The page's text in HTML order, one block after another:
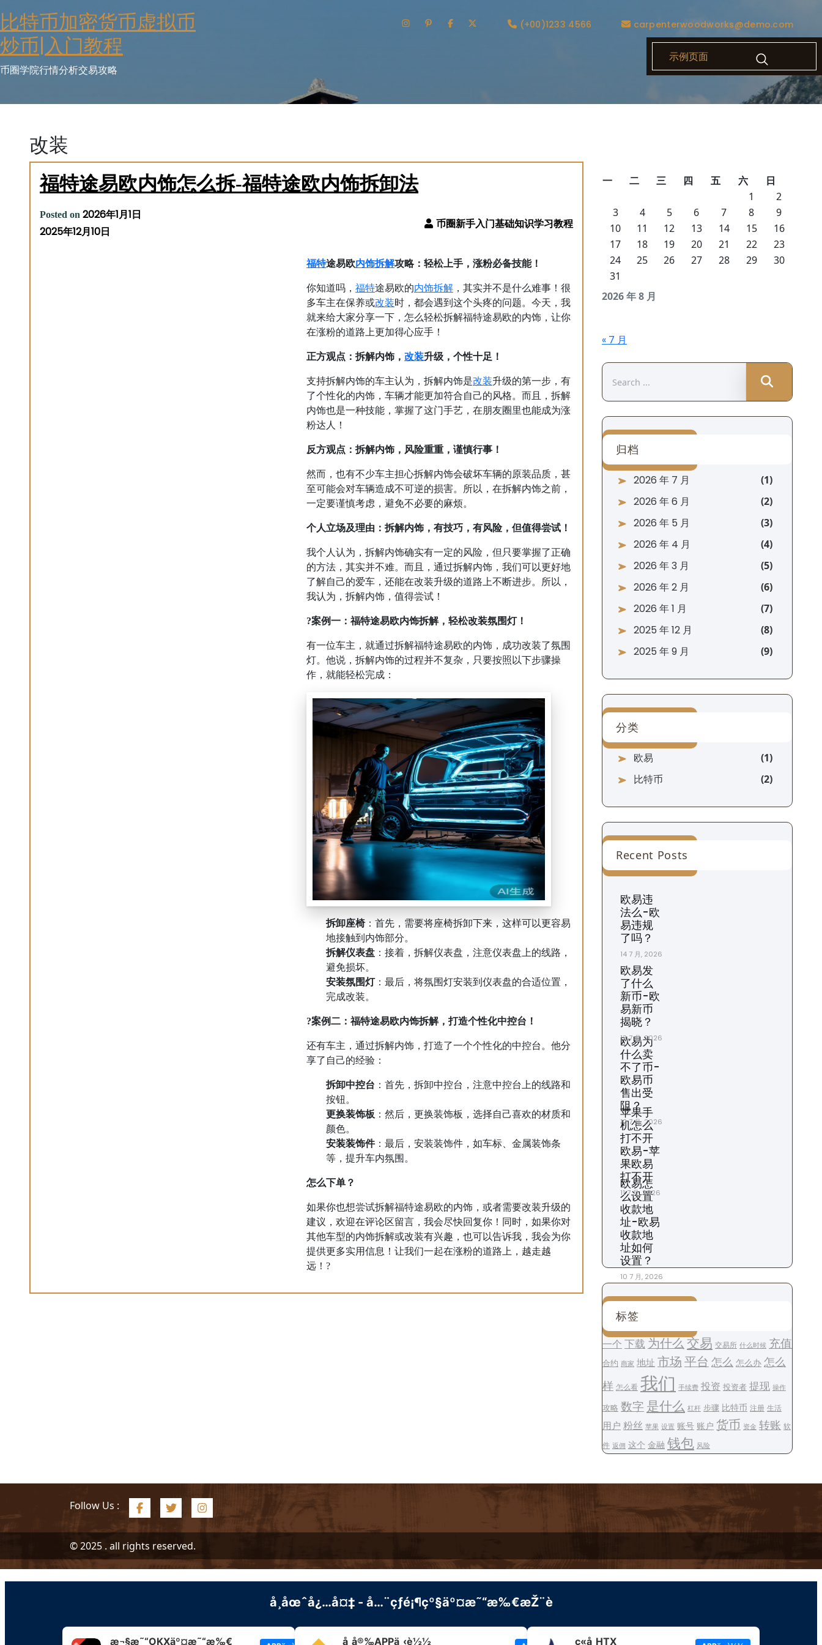
to
content
比特币加密货币虚拟币
炒币|入门教程
币圈学院行情分析交易攻略
(+00)1233 4566 carpenterwoodworks@demo.com
示例页面
改装
福特途易欧内饰怎么拆-福特途欧内饰拆卸法
Posted on 2026年1月1日
2025年12月10日
福特途易欧内饰拆解攻略：轻松上手，涨粉必备技能！
你知道吗， 福特途易欧的内饰拆解 ，其实并不是什么难事！很
多车主在保养或改装时，都会遇到这个头疼的问题。今天，我
就来给大家分享一下，怎么轻松拆解福特途易欧的内饰，让你
在涨粉的道路上更加得心应手！
正方观点：拆解内饰， 改装升级，个性十足！
支持拆解内饰的车主认为，拆解内饰是改装升级的第一步，有
了个性化的内饰，车辆才能更加符合自己的风格。而且，拆解
内饰也是一种技能，掌握了这门手艺，在朋友圈里也能成为涨
粉达人！
反方观点：拆解内饰，风险重重，谨慎行事！
然而，也有不少车主担心拆解内饰会破坏车辆的原装品质，甚
至可能会对车辆造成不可逆的损害。所以，在拆解内饰之前，
一定要谨慎考虑，避免不必要的麻烦。
个人立场及理由：拆解内饰，有技巧，有风险，但值得尝试！
我个人认为，拆解内饰确实有一定的风险，但只要掌握了正确
的方法，其实并不难。而且，通过拆解内饰，我们可以更好地
了解自己的爱车，还能在改装升级的道路上不断进步。所以，
我认为，拆解内饰，值得尝试！
?案例一：福特途易欧内饰拆解，轻松改装氛围灯！
有一位车主，就通过拆解福特途易欧的内饰，成功改装了氛围
灯。他说，拆解内饰的过程并不复杂，只要按照以下步骤操
作，就能轻松完成：
拆卸座椅：首先，需要将座椅拆卸下来，这样可以更容易
地接触到内饰部分。
拆解仪表盘 ：接着，拆解仪表盘，注意仪表盘上的线路，
避免损坏。
安装氛围灯：最后，将氛围灯安装到仪表盘的合适位置，
完成改装。
?案例二：福特途易欧内饰拆解，打造个性化中控台！
还有车主，通过拆解内饰，打造了一个个性化的中控台。他分
享了自己的经验：
拆卸中控台 ：首先，拆卸中控台，注意中控台上的线路和
按钮。
更换装饰板 ：然后，更换装饰板，选择自己喜欢的材质和
颜色。
安装装饰件：最后，安装装饰件，如车标、金属装饰条
等，提升车内氛围。
怎么下单？
如果你也想尝试拆解福特途易欧的内饰，或者需要改装升级的
建议，欢迎在评论区留言，我会尽快回复你！同时，如果你对
其他车型的内饰拆解或改装有兴趣，也可以告诉我，我会为你
提供更多实用信息！让我们一起在涨粉的道路上，越走越
远！?
2026 年 8 月
一 二 三 四 五 六
日
1
2
3
4 5 6 7 8
9
10
11 12 13 14 15
16
17
18 19 20 21 22
23
24
25 26 27 28 29
30
31
« 7 月
for:
归档
2026 年 7 月
2026 年 6 月
2026 年 5 月
2026 年 4 月
2026 年 3 月
2026 年 2 月
2026 年 1 月
2025 年 12 月
2025 年 9 月
分类
欧易
比特币
Recent Posts
欧易违
法么-欧
易违规
了吗？
14 7 月, 2026
欧易发
了什么
新币-欧
易新币
揭晓？
13 7 月, 2026
欧易为
什么卖
不了币-
欧易币
售出受
阻？
12 7 月, 2026
苹果手
机怎么
打不开
欧易-苹
果欧易
打不开
11 7 月, 2026
欧易怎
么设置
收款地
址-欧易
收款地
址如何
设置？
10 7 月, 2026
标签
一个 下载 为什么 交易 交易所 什么时候 充值
合约 商家 地址 市场 平台 怎么 怎么办 怎么
样 怎么看 我们 手续费 投资 投资者 提现 操作
攻略 数字 是什么 杠杆 步骤 比特币 注册 生活
用户 粉丝 苹果 设置 账号 账户 货币 资金 转账 软
件 返佣 这个 金融 钱包 风险
Follow Us :
© 2025 . all rights reserved.